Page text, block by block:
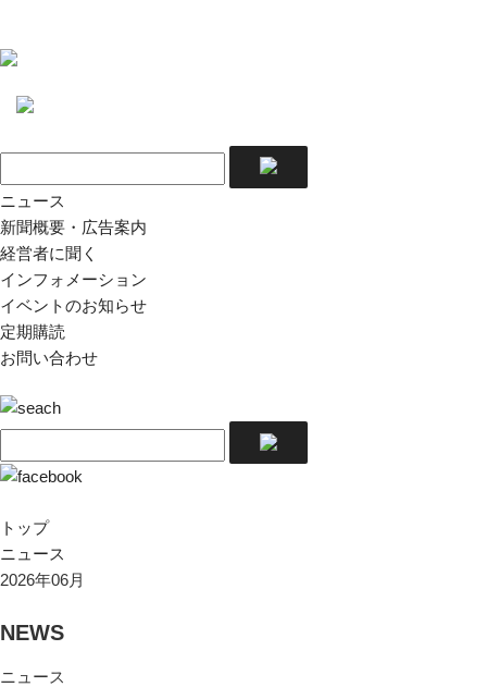
ニュース
新聞概要・広告案内
経営者に聞く
インフォメーション
イベントのお知らせ
定期購読
お問い合わせ
トップ
ニュース
2026年06月
NEWS
ニュース